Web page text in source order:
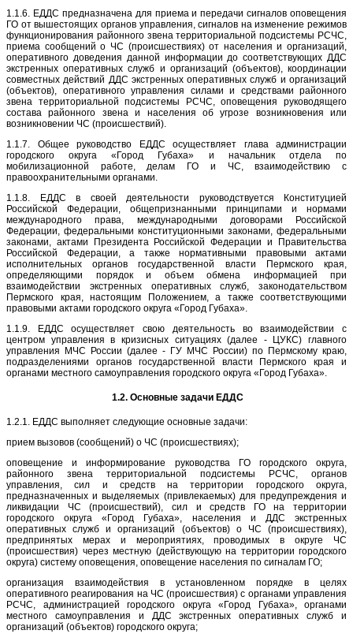
1.1.6. ЕДДС предназначена для приема и передачи сигналов оповещения
ГО от вышестоящих органов управления, сигналов на изменение режимов
функционирования районного звена территориальной подсистемы РСЧС,
приема сообщений о ЧС (происшествиях) от населения и организаций,
оперативного доведения данной информации до соответствующих ДДС
экстренных оперативных служб и организаций (объектов), координации
совместных действий ДДС экстренных оперативных служб и организаций
(объектов), оперативного управления силами и средствами районного
звена территориальной подсистемы РСЧС, оповещения руководящего
состава районного звена и населения об угрозе возникновения или
возникновении ЧС (происшествий).
1.1.7. Общее руководство ЕДДС осуществляет глава администрации
городского округа «Город Губаха» и начальник отдела по
мобилизационной работе, делам ГО и ЧС, взаимодействию с
правоохранительными органами.
1.1.8. ЕДДС в своей деятельности руководствуется Конституцией
Российской Федерации, общепризнанными принципами и нормами
международного права, международными договорами Российской
Федерации, федеральными конституционными законами, федеральными
законами, актами Президента Российской Федерации и Правительства
Российской Федерации, а также нормативными правовыми актами
исполнительных органов государственной власти Пермского края,
определяющими порядок и объем обмена информацией при
взаимодействии экстренных оперативных служб, законодательством
Пермского края, настоящим Положением, а также соответствующими
правовыми актами городского округа «Город Губаха».
1.1.9. ЕДДС осуществляет свою деятельность во взаимодействии с
центром управления в кризисных ситуациях (далее - ЦУКС) главного
управления МЧС России (далее - ГУ МЧС России) по Пермскому краю,
подразделениями органов государственной власти Пермского края и
органами местного самоуправления городского округа «Город Губаха».
1.2. Основные задачи ЕДДС
1.2.1. ЕДДС выполняет следующие основные задачи:
прием вызовов (сообщений) о ЧС (происшествиях);
оповещение и информирование руководства ГО городского округа,
районного звена территориальной подсистемы РСЧС, органов
управления, сил и средств на территории городского округа,
предназначенных и выделяемых (привлекаемых) для предупреждения и
ликвидации ЧС (происшествий), сил и средств ГО на территории
городского округа «Город Губаха», населения и ДДС экстренных
оперативных служб и организаций (объектов) о ЧС (происшествиях),
предпринятых мерах и мероприятиях, проводимых в округе ЧС
(происшествия) через местную (действующую на территории городского
округа) систему оповещения, оповещение населения по сигналам ГО;
организация взаимодействия в установленном порядке в целях
оперативного реагирования на ЧС (происшествия) с органами управления
РСЧС, администрацией городского округа «Город Губаха», органами
местного самоуправления и ДДС экстренных оперативных служб и
организаций (объектов) городского округа;